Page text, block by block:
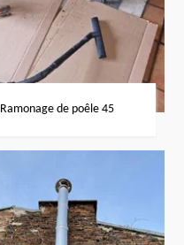
Ramonage de poêle 45